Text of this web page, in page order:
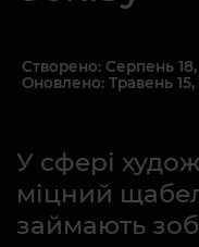
Створено: Серпень 18,
Оновлено: Травень 15,
У сфері
міцний
займають